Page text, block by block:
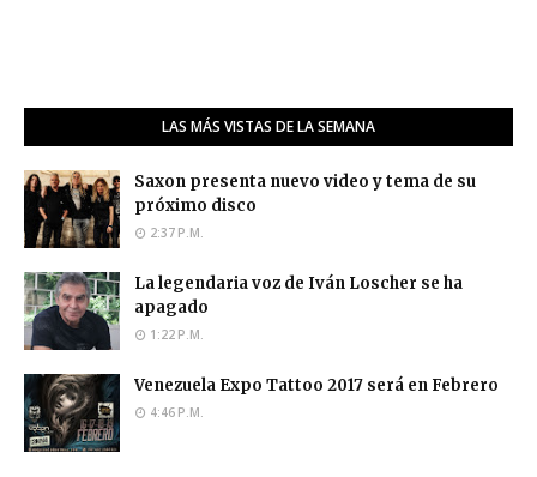
LAS MÁS VISTAS DE LA SEMANA
Saxon presenta nuevo video y tema de su
próximo disco
2:37 P.M.
La legendaria voz de Iván Loscher se ha
apagado
1:22 P.M.
Venezuela Expo Tattoo 2017 será en Febrero
4:46 P.M.